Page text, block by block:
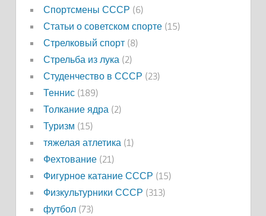
Спортсмены СССР (6)
Статьи о советском спорте(15)
Стрелковый спорт(8)
Стрельба из лука(2)
Студенчество в СССР (23)
Теннис(189)
Толкание ядра(2)
Туризм (15)
тяжелая атлетика(1)
Фехтование(21)
Фигурное катание СССР (15)
Физкультурники СССР (313)
футбол(73)